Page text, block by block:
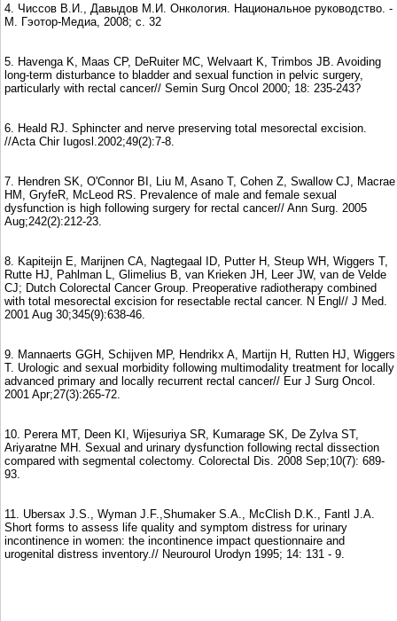
4. Чиссов В.И., Давыдов М.И. Онкология. Национальное руководство. -
М. Гэотор-Медиа, 2008; с. 32
5. Havenga K, Maas CP, DeRuiter MC, Welvaart K, Trimbos JB. Avoiding
long-term disturbance to bladder and sexual function in pelvic surgery,
particularly with rectal cancer// Semin Surg Oncol 2000; 18: 235-243?
6. Heald RJ. Sphincter and nerve preserving total mesorectal excision.
//Acta Chir Iugosl.2002;49(2):7-8.
7. Hendren SK, O'Connor BI, Liu M, Asano T, Cohen Z, Swallow CJ, Macrae
HM, GryfeR, McLeod RS. Prevalence of male and female sexual
dysfunction is high following surgery for rectal cancer// Ann Surg. 2005
Aug;242(2):212-23.
8. Kapiteijn E, Marijnen CA, Nagtegaal ID, Putter H, Steup WH, Wiggers T,
Rutte HJ, Pahlman L, Glimelius B, van Krieken JH, Leer JW, van de Velde
CJ; Dutch Colorectal Cancer Group. Preoperative radiotherapy combined
with total mesorectal excision for resectable rectal cancer. N Engl// J Med.
2001 Aug 30;345(9):638-46.
9. Mannaerts GGH, Schijven MP, Hendrikx A, Martijn H, Rutten HJ, Wiggers
T. Urologic and sexual morbidity following multimodality treatment for locally
advanced primary and locally recurrent rectal cancer// Eur J Surg Oncol.
2001 Apr;27(3):265-72.
10. Perera MT, Deen KI, Wijesuriya SR, Kumarage SK, De Zylva ST,
Ariyaratne MH. Sexual and urinary dysfunction following rectal dissection
compared with segmental colectomy. Colorectal Dis. 2008 Sep;10(7): 689-
93.
11. Ubersax J.S., Wyman J.F.,Shumaker S.A., McClish D.K., Fantl J.A.
Short forms to assess life quality and symptom distress for urinary
incontinence in women: the incontinence impact questionnaire and
urogenital distress inventory.// Neurourol Urodyn 1995; 14: 131 - 9.